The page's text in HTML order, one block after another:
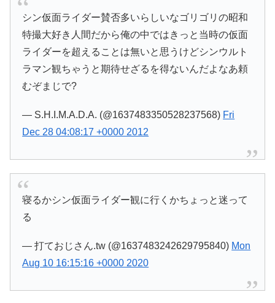
シン仮面ライダー賛否多いらしいなゴリゴリの昭和
特撮大好き人間だから俺の中ではきっと当時の仮面
ライダーを超えることは無いと思うけどシンウルト
ラマン観ちゃうと期待せざるを得ないんだよなあ頼
むぞまじで?
— S.H.I.M.A.D.A. (@1637483350528237568) Fri
Dec 28 04:08:17 +0000 2012
寝るかシン仮面ライダー観に行くかちょっと迷って
る
— 打ておじさん.tw (@1637483242629795840) Mon
Aug 10 16:15:16 +0000 2020